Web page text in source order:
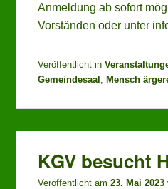
Anmeldung ab sofort
Vorständen oder unter
Veröffentlicht in
Gemeindesaal ,Mensch
KGV besucht
Veröffentlicht am23. Mai 2023